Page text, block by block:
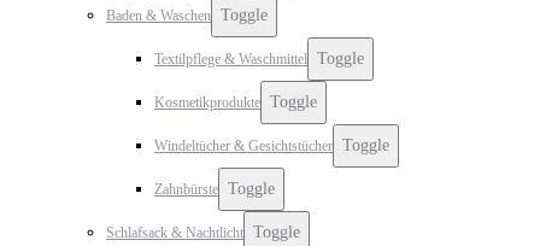
Baden & Waschen Toggle
Textilpflege & Waschmittel Toggle
Kosmetikprodukte Toggle
Windeltücher & Gesichtstücher Toggle
Zahnbürste Toggle
Schlafsack & Nachtlicht Toggle